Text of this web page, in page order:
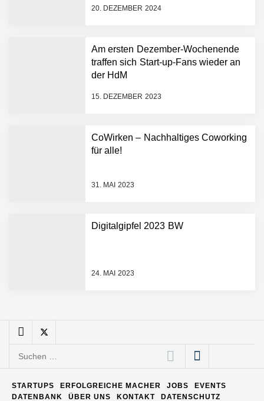
20. DEZEMBER 2024
Am ersten Dezember-Wochenende
traffen sich Start-up-Fans wieder an
der HdM
15. DEZEMBER 2023
CoWirken – Nachhaltiges Coworking
für alle!
31. MAI 2023
Digitalgipfel 2023 BW
24. MAI 2023
AI breit auszurollen
Humanoider Roboter bringt
Hightech ins Stadion
Simulationsdienstleistung in
FiniteNow ermöglicht
Entwicklungsprozesse
Pyck im Employer Portrait
Software – flexibel, offen,
ELOPRINT im Employer
Portrait
Suchen
STARTUPS ERFOLGREICHE MACHER JOBS
EVENTS
DATENBANK
ÜBER UNS KONTAKT DATENSCHUTZ